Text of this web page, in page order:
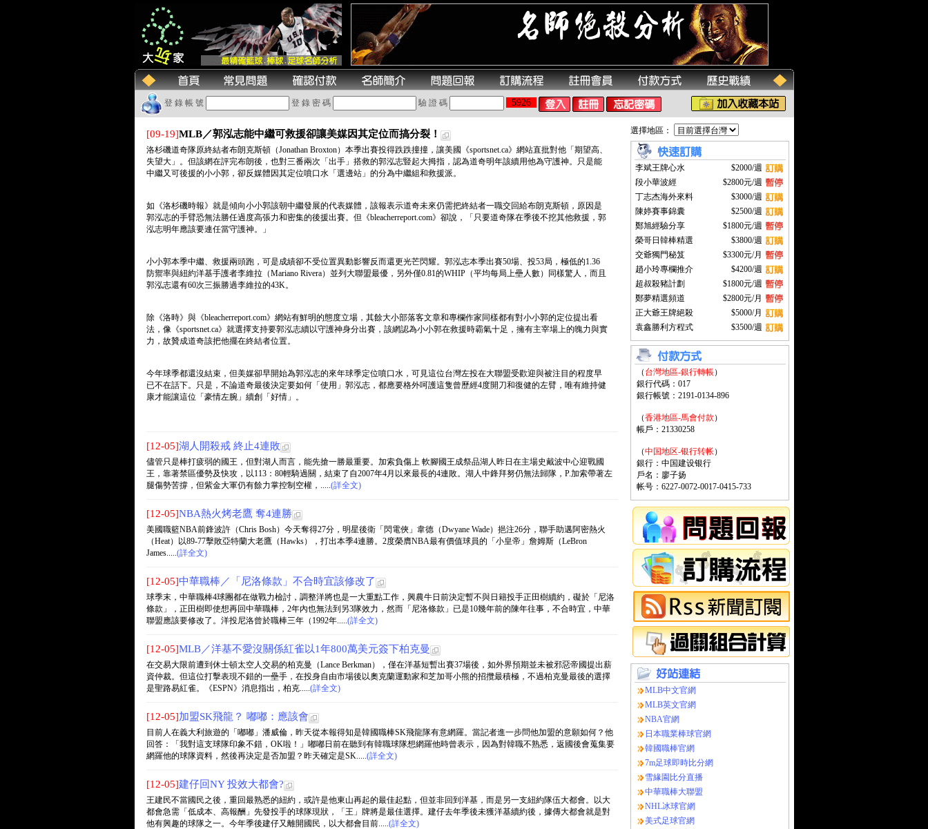
登 錄 帳 號 登 錄 密 碼 驗 證 碼 5926
[09-19]MLB／郭泓志能中繼可救援卻讓美媒因其定位而搞分裂！
洛杉磯道奇隊原終結者布朗克斯頓（Jonathan Broxton）本季出賽投得跌跌撞撞，讓美國《sportsnet.ca》網站直批對他「期望高、
失望大」。但該網在評完布朗後，也對三番兩次「出手」搭救的郭泓志豎起大拇指，認為道奇明年該續用他為守護神。只是能
中繼又可後援的小小郭，卻反媒體因其定位噴口水「選邊站」的分為中繼組和救援派。
如《洛杉磯時報》就是傾向小小郭該朝中繼發展的代表媒體，該報表示道奇未來仍需把終結者一職交回給布朗克斯頓，原因是
郭泓志的手臂恐無法勝任過度高張力和密集的後援出賽。但《bleacherreport.com》卻說，「只要道奇隊在季後不挖其他救援，郭
泓志明年應該要連任當守護神。」
小小郭本季中繼、救援兩頭跑，可是成績卻不受位置異動影響反而還更光芒閃耀。郭泓志本季出賽50場、投53局，極低的1.36
防禦率與紐約洋基手護者李維拉（Mariano Rivera）並列大聯盟最優，另外僅0.81的WHIP（平均每局上壘人數）同樣驚人，而且
郭泓志還有60次三振勝過李維拉的43K。
除《洛時》與《bleacherreport.com》網站有鮮明的態度立場，其餘大小部落客文章和專欄作家同樣都有對小小郭的定位提出看
法，像《sportsnet.ca》就選擇支持要郭泓志續以守護神身分出賽，該網認為小小郭在救援時霸氣十足，擁有主宰場上的魄力與實
力，故贊成道奇該把他擺在終結者位置。
今年球季都還沒結束，但美媒卻早開始為郭泓志的來年球季定位噴口水，可見這位台灣左投在大聯盟受歡迎與被注目的程度早
已不在話下。只是，不論道奇最後決定要如何「使用」郭泓志，都應要格外呵護這隻曾歷經4度開刀和復健的左臂，唯有維持健
康才能讓這位「豪情左腕」續創「好情」。
[12-05]湖人開殺戒 終止4連敗
儘管只是棒打疲弱的國王，但對湖人而言，能先搶一勝最重要。加索負傷上 軟腳國王成祭品湖人昨日在主場史戴波中心迎戰國
王，靠著禁區優勢及快攻，以113：80輕騎過關，結束了自2007年4月以來最長的4連敗。湖人中鋒拜努仍無法歸隊，P.加索帶著左
腿傷勢苦撐，但紫金大軍仍有餘力掌控制空權，.....(詳全文)
[12-05]NBA熱火烤老鷹 奪4連勝
美國職籃NBA前鋒波許（Chris Bosh）今天奪得27分，明星後衛「閃電俠」韋德（Dwyane Wade）挹注26分，聯手助邁阿密熱火
（Heat）以89-77擊敗亞特蘭大老鷹（Hawks），打出本季4連勝。2度榮膺NBA最有價值球員的「小皇帝」詹姆斯（LeBron
James.....(詳全文)
[12-05]中華職棒／「尼洛條款」不合時宜該修改了
球季末，中華職棒4球團都在做戰力檢討，調整洋將也是一大重點工作，興農牛日前決定暫不與日籍投手正田樹續約，礙於「尼洛
條款」，正田樹即使想再回中華職棒，2年內也無法到另3隊效力，然而「尼洛條款」已是10幾年前的陳年往事，不合時宜，中華
聯盟應該要修改了。洋投尼洛曾於職棒三年（1992年.....(詳全文)
[12-05]MLB／洋基不愛沒關係紅雀以1年800萬美元簽下柏克曼
在交易大限前遭到休士頓太空人交易的柏克曼（Lance Berkman），僅在洋基短暫出賽37場後，如外界預期並未被邪惡帝國提出薪
資仲裁。但這位打擊表現不錯的一壘手，在投身自由市場後以奧克蘭運動家和芝加哥小熊的招攬最積極，不過柏克曼最後的選擇
是聖路易紅雀。《ESPN》消息指出，柏克.....(詳全文)
[12-05]加盟SK飛龍？ 嘟嘟：應該會
目前人在義大利旅遊的「嘟嘟」潘威倫，昨天從本報得知是韓國職棒SK飛龍隊有意網羅。當記者進一步問他加盟的意願如何？他
回答：「我對這支球隊印象不錯，OK啦！」嘟嘟日前在聽到有韓職球隊想網羅他時曾表示，因為對韓職不熟悉，返國後會蒐集要
網羅他的球隊資料，然後再決定是否加盟？昨天確定是SK.....(詳全文)
[12-05]建仔回NY 投效大都會?
王建民不當國民之後，重回最熟悉的紐約，或許是他東山再起的最佳起點，但並非回到洋基，而是另一支紐約隊伍大都會。以大
都會急需「低成本、高報酬」先發投手的球隊現狀，「王」牌將是最佳選擇。建仔去年季後未獲洋基續約後，據傳大都會就是對
他有興趣的球隊之一。今年季後建仔又離開國民，以大都會目前.....(詳全文)
選擇地區：
李斌王牌心水
$2000/週
段小華波經
$2800元/週
丁志杰海外來料
$3000/週
陳婷賽事錦囊
$2500/週
鄭旭經驗分享
$1800元/週
榮哥日韓棒精選
$3800/週
交爺獨門秘笈
$3300元/月
趙小玲專欄推介
$4200/週
超叔殺豬計劃
$1800元/週
鄭夢精選頻道
$2800元/月
正大爺王牌絕殺
$5000/月
袁鑫勝利方程式
$3500/週
（ 台灣地區-銀行轉帳）
銀行代碼：017
銀行帳號：2191-0134-896
（香港地區-馬會付款 ）
帳戶：21330258
（中国地区-银行转帐）
銀行：中国建设银行
戶名：廖子扬
帐号：6227-0072-0017-0415-733
MLB中文官網
MLB英文官網
NBA官網
日本職業棒球官網
韓國職棒官網
7m足球即時比分網
雪緣園比分直播
中華職棒大聯盟
NHL冰球官網
美式足球官網